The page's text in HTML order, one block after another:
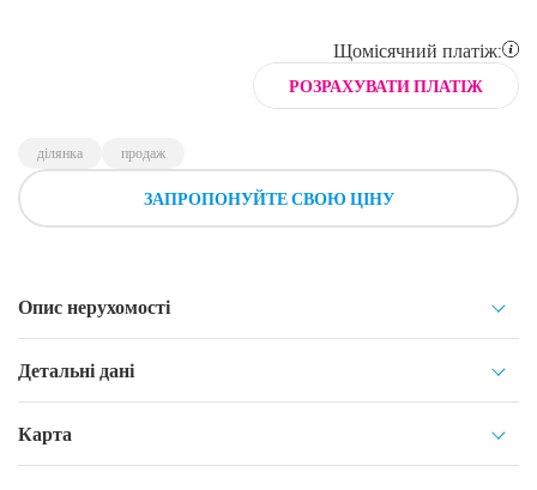
Щомісячний платіж:
РОЗРАХУВАТИ ПЛАТІЖ
ділянка продаж
ЗАПРОПОНУЙТЕ СВОЮ ЦІНУ
Опис нерухомості
Детальні дані
Карта